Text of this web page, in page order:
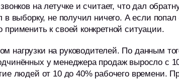
на летучке и считает, что дал
в выборку, не получил ничего. А если
к своей конкретной ситуации.
нагрузки на руководителей. По данным
у менеджера продаж выросло с
людей от 10 до 40% рабочего времени.